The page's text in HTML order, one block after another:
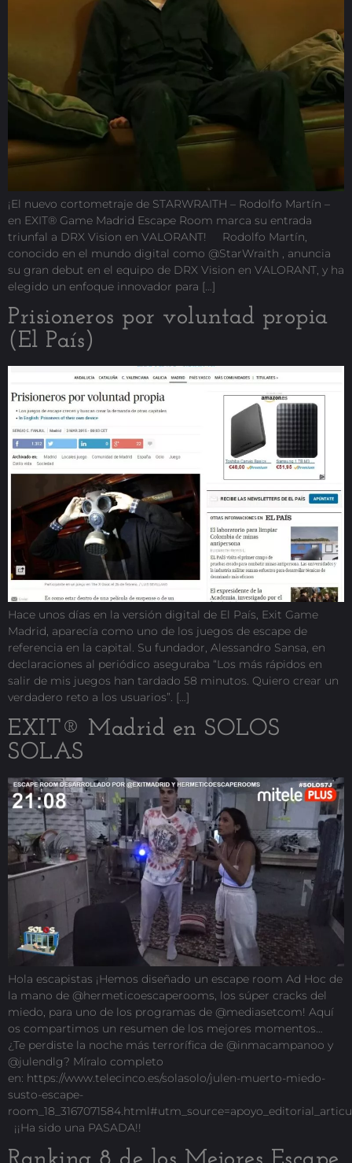
¡El nuevo cortometraje de STARWRAITH – Rodolfo Martín –
en EXIT® Game Madrid Escape Room marca su entrada
triunfal a DRX Vision en VALORANT! Rodolfo Martín,
conocido en el mundo digital como @StarWraith , anuncia
su gran debut en el equipo de DRX Vision en VALORANT, y ha
elegido un enfoque innovador para […]
Prisioneros por voluntad propia
(El País)
Hace unos días en la versión digital de El País, Exit Game
Madrid, aparecía como uno de los juegos de escape de
referencia en la capital. Su fundador, Alessandro Sansa, en
declaraciones al periódico aseguraba “Los más rápidos en
salir de mis juegos han tardado 58 minutos. Quiero crear un
verdadero reto a los usuarios”. […]
EXIT® Madrid en SOLOS
SOLAS
Hola escapistas ¡Hemos diseñado un escape room Ad Hoc de
la mano de @hermeticoescaperooms, los súper cracks del
miedo, para uno de los programas de @mediasetcom! Aquí
os compartimos un resumen de los mejores momentos…
¿Te perdiste la noche más terrorífica de @inmacampanoo y
@julendlg? Míralo completo
en: https://www.telecinco.es/solasolo/julen-muerto-miedo-
susto-escape-
¡¡Ha sido una PASADA!!